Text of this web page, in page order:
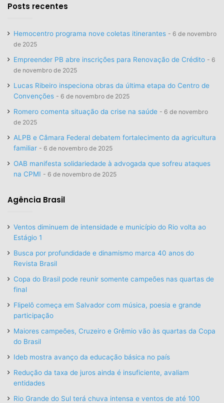
Posts recentes
Hemocentro programa nove coletas itinerantes
6 de novembro
de 2025
Empreender PB abre inscrições para Renovação de Crédito
6
de novembro de 2025
Lucas Ribeiro inspeciona obras da última etapa do Centro de
Convenções
6 de novembro de 2025
Romero comenta situação da crise na saúde
6 de novembro
de 2025
ALPB e Câmara Federal debatem fortalecimento da agricultura
familiar
6 de novembro de 2025
OAB manifesta solidariedade à advogada que sofreu ataques
na CPMI
6 de novembro de 2025
Agência Brasil
Ventos diminuem de intensidade e município do Rio volta ao
Estágio 1
Busca por profundidade e dinamismo marca 40 anos do
Revista Brasil
Copa do Brasil pode reunir somente campeões nas quartas de
final
Flipelô começa em Salvador com música, poesia e grande
participação
Maiores campeões, Cruzeiro e Grêmio vão às quartas da Copa
do Brasil
Ideb mostra avanço da educação básica no país
Redução da taxa de juros ainda é insuficiente, avaliam
entidades
Rio Grande do Sul terá chuva intensa e ventos de até 100